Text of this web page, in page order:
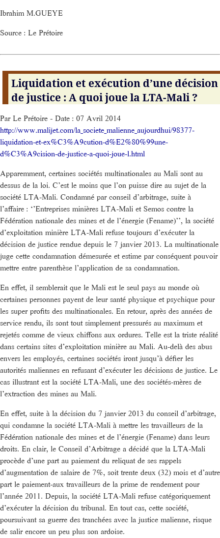
Ibrahim M.GUEYE
Source : Le Prétoire
Liquidation et exécution d’une décision
de justice : A quoi joue la LTA-Mali ?
Par Le Prétoire - Date : 07 Avril 2014
http://www.malijet.com/la_societe_malienne_aujourdhui/98377-
liquidation-et-ex%C3%A9cution-d%E2%80%99une-
d%C3%A9cision-de-justice-a-quoi-joue-l.html
Apparemment, certaines sociétés multinationales au Mali sont au
dessus de la loi. C’est le moins que l’on puisse dire au sujet de la
société LTA-Mali. Condamné par conseil d’arbitrage, suite à
l’affaire : ‘’Entreprises minières LTA-Mali et Semos contre la
Fédération nationale des mines et de l’énergie (Fename)’’, la société
d’exploitation minière LTA-Mali refuse toujours d’exécuter la
décision de justice rendue depuis le 7 janvier 2013. La multinationale
juge cette condamnation démesurée et estime par conséquent pouvoir
mettre entre parenthèse l’application de sa condamnation.
En effet, il semblerait que le Mali est le seul pays au monde où
certaines personnes payent de leur santé physique et psychique pour
les super profits des multinationales. En retour, après des années de
service rendu, ils sont tout simplement pressurés au maximum et
rejetés comme de vieux chiffons aux ordures. Telle est la triste réalité
dans certains sites d’exploitation minière au Mali. Au-delà des abus
envers les employés, certaines sociétés iront jusqu’à défier les
autorités maliennes en refusant d’exécuter les décisions de justice. Le
cas illustrant est la société LTA-Mali, une des sociétés-mères de
l’extraction des mines au Mali.
En effet, suite à la décision du 7 janvier 2013 du conseil d’arbitrage,
qui condamne la société LTA-Mali à mettre les travailleurs de la
Fédération nationale des mines et de l’énergie (Fename) dans leurs
droits. En clair, le Conseil d’Arbitrage a décidé que la LTA-Mali
procède d’une part au paiement du reliquat de ses rappels
d’augmentation de salaire de 7%, soit trente deux (32) mois et d’autre
part le paiement-aux travailleurs de la prime de rendement pour
l’année 2011. Depuis, la société LTA-Mali refuse catégoriquement
d’exécuter la décision du tribunal. En tout cas, cette société,
poursuivant sa guerre des tranchées avec la justice malienne, risque
de salir encore un peu plus son ardoise.